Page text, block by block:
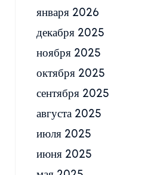
января 2026
декабря 2025
ноября 2025
октября 2025
сентября 2025
августа 2025
июля 2025
июня 2025